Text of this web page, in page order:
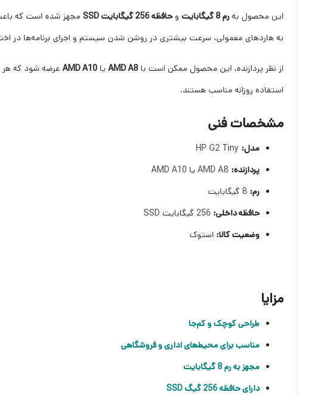
این محصول به رم 8 گیگابایت وحافظه 256 گیگابایت SSD
به هاردهای معمولی، سرعت بیشتری در روشن شدن سیستم و اجرای برنامه‌ها در
از نظر پردازنده، این محصول ممکن است با AMD A8یا AMD A10عرضه شود که هر
استفاده روزانه مناسب هستند.
مشخصات فنی
مدل:
پردازنده:
رم:
حافظه داخلی:
وضعیت کالا: استوک
مزایا
طراحی کوچک و کم‌جا
مناسب برای محیط‌های اداری و فروشگاهی
مجهز به رم 8 گیگابایت
دارای حافظه 256 گیگ SSD